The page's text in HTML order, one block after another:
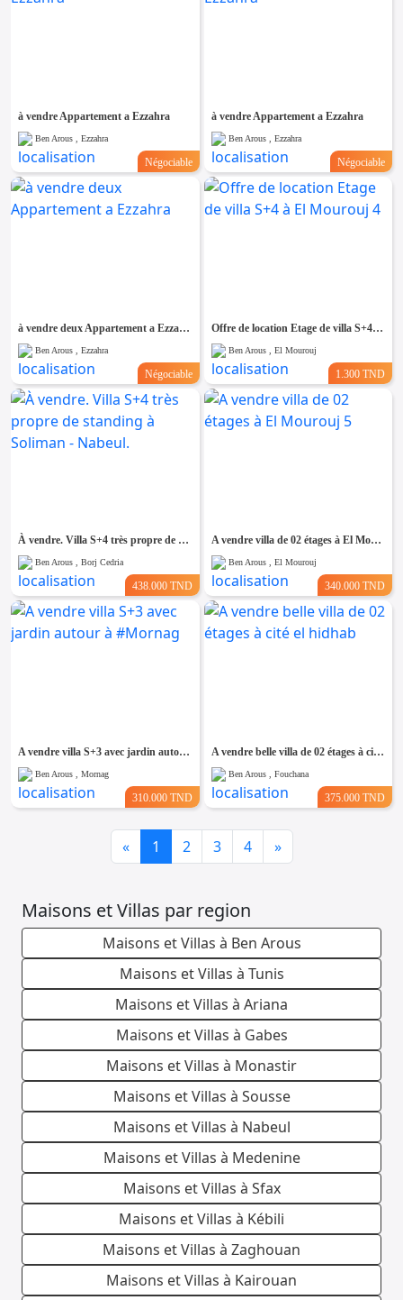
à vendre Appartement a Ezzahra
Ben Arous , Ezzahra
Négociable
à vendre Appartement a Ezzahra
Ben Arous , Ezzahra
Négociable
à vendre deux Appartement a Ezzahra
Ben Arous , Ezzahra
Négociable
Offre de location Etage de villa S+4 à El Mourouj 4
Ben Arous , El Mourouj
1.300 TND
À vendre. Villa S+4 très propre de standing à Soliman - Nabeul.
Ben Arous , Borj Cedria
438.000 TND
A vendre villa de 02 étages à El Mourouj 5
Ben Arous , El Mourouj
340.000 TND
A vendre villa S+3 avec jardin autour à #Mornag
Ben Arous , Mornag
310.000 TND
A vendre belle villa de 02 étages à cité el hidhab
Ben Arous , Fouchana
375.000 TND
«Previous
1 2 3 4 »Next
Maisons et Villas par region
Maisons et Villas à Ben Arous
Maisons et Villas à Tunis
Maisons et Villas à Ariana
Maisons et Villas à Gabes
Maisons et Villas à Monastir
Maisons et Villas à Sousse
Maisons et Villas à Nabeul
Maisons et Villas à Medenine
Maisons et Villas à Sfax
Maisons et Villas à Kébili
Maisons et Villas à Zaghouan
Maisons et Villas à Kairouan